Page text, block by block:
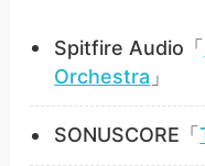
Spitfire Audio「
Orchestra 」
SONUSCORE「